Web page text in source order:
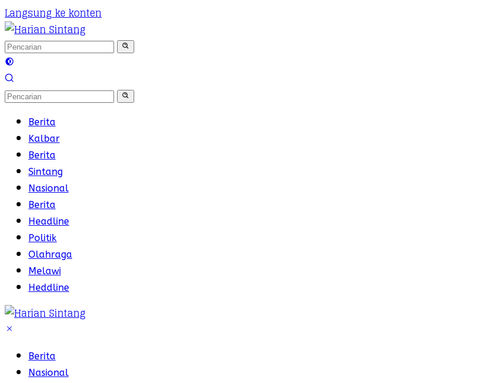
Langsung ke konten
Berita
Kalbar
Berita
Sintang
Nasional
Berita
Headline
Politik
Olahraga
Melawi
Heddline
Berita
Nasional